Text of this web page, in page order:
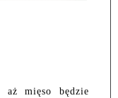
mięso będzie